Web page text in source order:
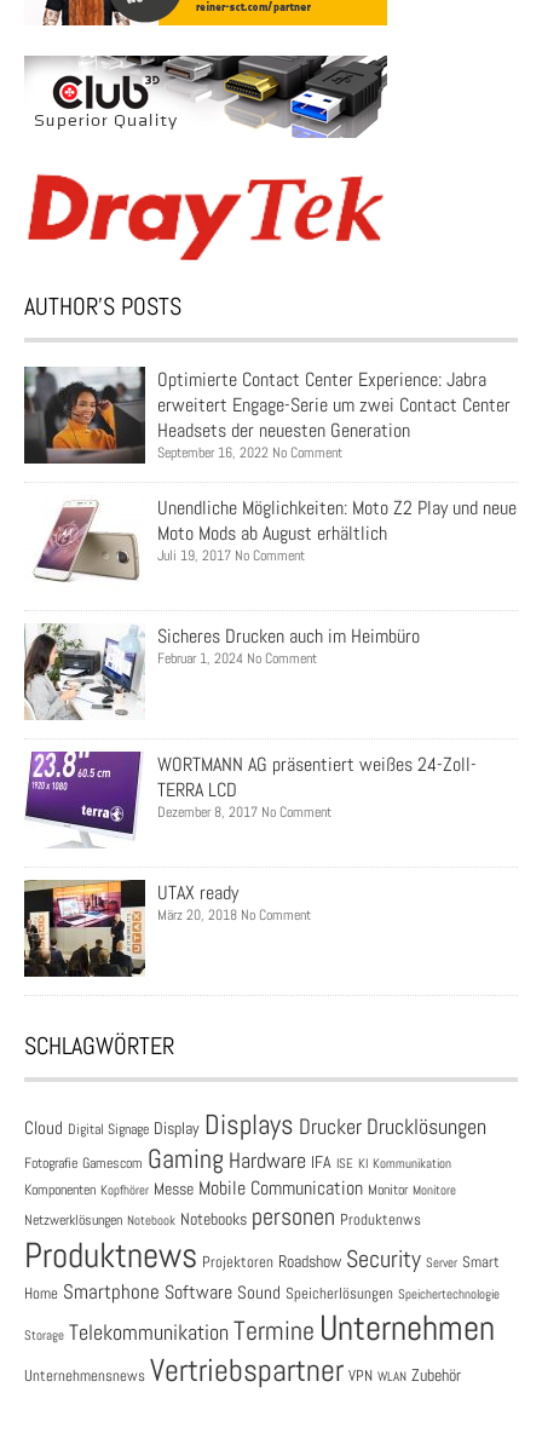
AUTHOR’S POSTS
Optimierte Contact Center Experience: Jabra
erweitert Engage-Serie um zwei Contact Center
Headsets der neuesten Generation
September 16, 2022 No Comment
Unendliche Möglichkeiten: Moto Z2 Play und neue
Moto Mods ab August erhältlich
Juli 19, 2017 No Comment
Sicheres Drucken auch im Heimbüro
Februar 1, 2024 No Comment
WORTMANN AG präsentiert weißes 24-Zoll-
TERRA LCD
Dezember 8, 2017 No Comment
UTAX ready
März 20, 2018 No Comment
SCHLAGWÖRTER
Cloud Digital Signage Display Displays Drucker Drucklösungen
Fotografie Gamescom Gaming Hardware IFA ISE KI Kommunikation
Komponenten Kopfhörer Messe Mobile Communication Monitor Monitore
Netzwerklösungen Notebook Notebooks personen Produktenws
Produktnews Projektoren Roadshow Security Server Smart
Home Smartphone Software Sound Speicherlösungen Speichertechnologie
Storage Telekommunikation Termine Unternehmen
Unternehmensnews Vertriebspartner VPN WLAN Zubehör